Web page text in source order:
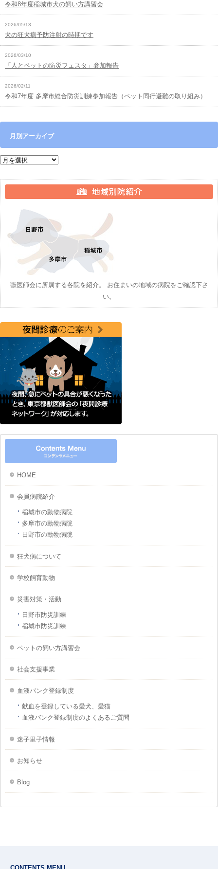
令和8年度稲城市犬の飼い方講習会
2026/05/13
犬の狂犬病予防注射の時期です
2026/03/10
「人とペットの防災フェスタ」参加報告
2026/02/11
令和7年度 多摩市総合防災訓練参加報告（ペット同行避難の取り組み）
月別アーカイブ
月別アーカイブ
獣医師会に所属する各院を紹介。 お住まいの地域の病院をご確認下さ
い。
HOME
会員病院紹介
稲城市の動物病院
多摩市の動物病院
日野市の動物病院
狂犬病について
学校飼育動物
災害対策・活動
日野市防災訓練
稲城市防災訓練
ペットの飼い方講習会
社会支援事業
血液バンク登録制度
献血を登録している愛犬、愛猫
血液バンク登録制度のよくあるご質問
迷子里子情報
お知らせ
Blog